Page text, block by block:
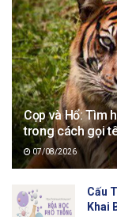
Cọp và Hổ: Tìm
trong cách gọi
07/08/2026
Cấu
Khai